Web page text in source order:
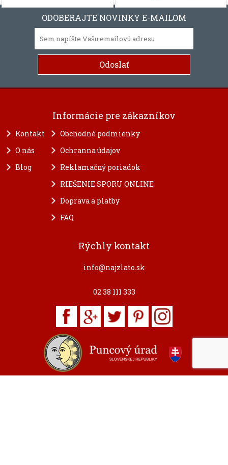
ODOBERAJTE NOVINKY E-MAILOM
Informácie pre zákazníkov
Kontakt
O nás
Blog
Obchodné podmienky
Ochranna údajov
Reklamačný poriadok
RIEŠENIE SPORU ONLINE
Doprava a platby
FAQ
Rýchly kontakt
info@najzlato.sk
02 38 111 333